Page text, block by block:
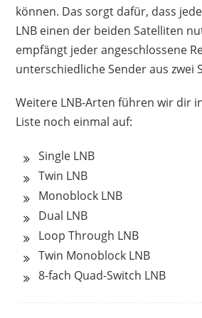
können. Das sorgt dafür, dass
LNB einen der beiden Satelliten
empfängt jeder angeschlossene
unterschiedliche Sender aus zwei
Weitere LNB-Arten führen wir dir
Liste noch einmal auf:
Single LNB
Twin LNB
Monoblock LNB
Dual LNB
Loop Through LNB
Twin Monoblock LNB
8-fach Quad-Switch LNB